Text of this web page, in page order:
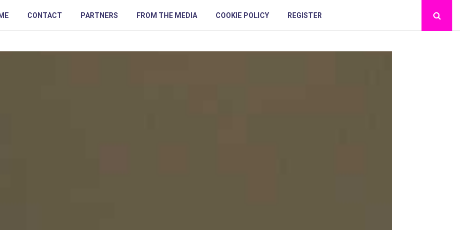
CONTACT PARTNERS FROM THE MEDIA COOKIE POLICY REGISTER